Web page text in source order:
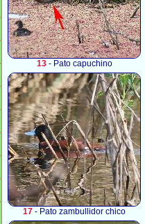
13- Pato capuchino
17 - Pato zambullidor chico